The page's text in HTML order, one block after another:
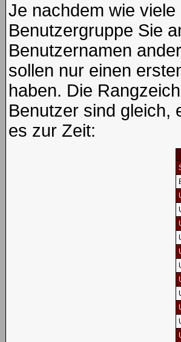
Je nachdem wie
Benutzergruppe Sie
Benutzernamen
sollen nur einen
haben. Die
Benutzer sind gleich,
es zur Zeit: